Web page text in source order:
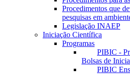
Procedimentos que
pesquisas em
Legislação INAEP
Iniciação Científica
Programas
PIBIC -
Bolsas de
PIBIC